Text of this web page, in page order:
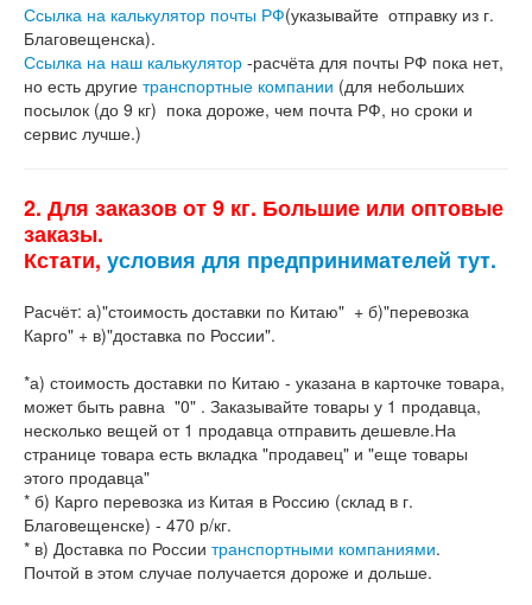
Ссылка на калькулятор почты РФ(указывайте отправку из г.
Благовещенска).
Ссылка на наш калькулятор -расчёта для почты РФ пока нет,
но есть другие транспортные компании (для небольших
посылок (до 9 кг) пока дороже, чем почта РФ, но сроки и
сервис лучше.)
2. Для заказов от 9 кг. Большие или оптовые
заказы.
Кстати, условия для предпринимателей тут.
Расчёт: а)"стоимость доставки по Китаю" + б)"перевозка
Карго" + в)"доставка по России".
*а) стоимость доставки по Китаю - указана в карточке товара,
может быть равна "0" . Заказывайте товары у 1 продавца,
несколько вещей от 1 продавца отправить дешевле.На
странице товара есть вкладка "продавец" и "еще товары
этого продавца"
* б) Карго перевозка из Китая в Россию (склад в г.
Благовещенске) - 470 р/кг.
* в) Доставка по России транспортными компаниями.
Почтой в этом случае получается дороже и дольше.